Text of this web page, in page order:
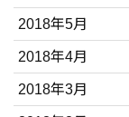
2018年5月
2018年4月
2018年3月